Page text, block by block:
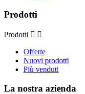
Prodotti
Prodotti  
Offerte
Nuovi prodotti
Più venduti
La nostra azienda